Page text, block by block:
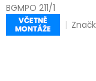
BGMPO 211/1